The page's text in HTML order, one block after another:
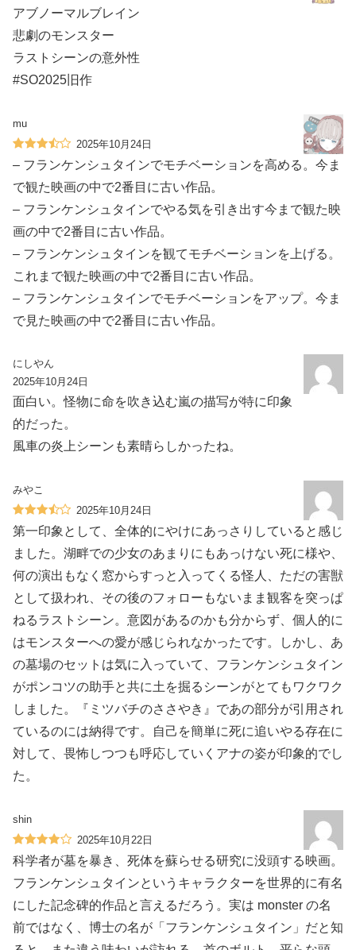
アブノーマルブレイン
悲劇のモンスター
ラストシーンの意外性
#SO2025旧作
mu
2025年10月24日
– フランケンシュタインでモチベーションを高める。今ま
で観た映画の中で2番目に古い作品。
– フランケンシュタインでやる気を引き出す今まで観た映
画の中で2番目に古い作品。
– フランケンシュタインを観てモチベーションを上げる。
これまで観た映画の中で2番目に古い作品。
– フランケンシュタインでモチベーションをアップ。今ま
で見た映画の中で2番目に古い作品。
にしやん
2025年10月24日
面白い。怪物に命を吹き込む嵐の描写が特に印象
的だった。
風車の炎上シーンも素晴らしかったね。
みやこ
2025年10月24日
第一印象として、全体的にやけにあっさりしていると感じ
ました。湖畔での少女のあまりにもあっけない死に様や、
何の演出もなく窓からすっと入ってくる怪人、ただの害獣
として扱われ、その後のフォローもないまま観客を突っぱ
ねるラストシーン。意図があるのかも分からず、個人的に
はモンスターへの愛が感じられなかったです。しかし、あ
の墓場のセットは気に入っていて、フランケンシュタイン
がポンコツの助手と共に土を掘るシーンがとてもワクワク
しました。『ミツバチのささやき』であの部分が引用され
ているのには納得です。自己を簡単に死に追いやる存在に
対して、畏怖しつつも呼応していくアナの姿が印象的でし
た。
shin
2025年10月22日
科学者が墓を暴き、死体を蘇らせる研究に没頭する映画。
フランケンシュタインというキャラクターを世界的に有名
にした記念碑的作品と言えるだろう。実は monster の名
前ではなく、博士の名が「フランケンシュタイン」だと知